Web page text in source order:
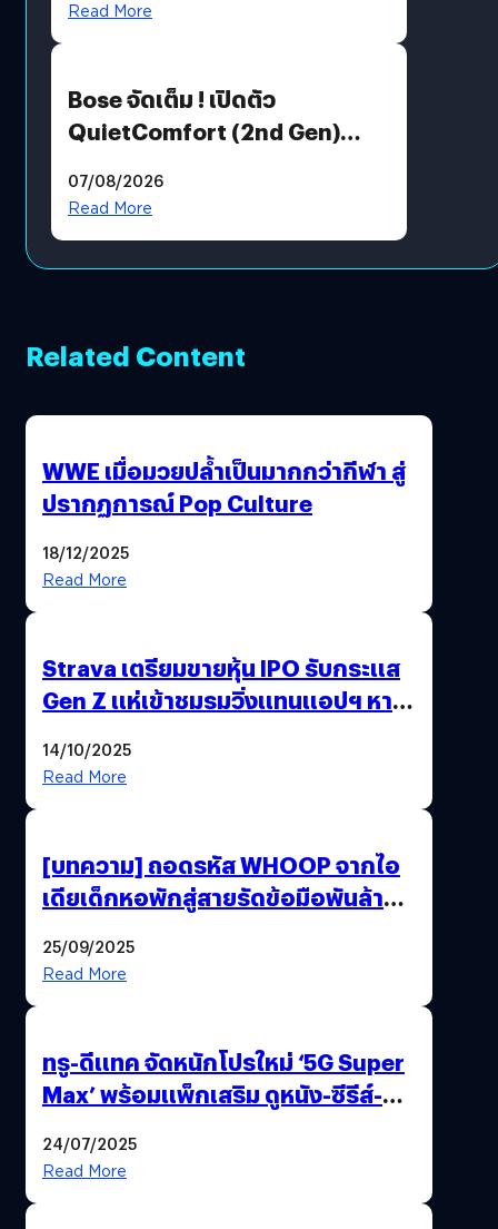
Read More
Bose จัดเต็ม ! เปิดตัว
QuietComfort (2nd Gen)
07/08/2026
Read More
Related Content
WWE เมื่อมวยปล้ำเป็นมากกว่ากีฬา สู่
ปรากฏการณ์ Pop Culture
18/12/2025
Read More
Strava เตรียมขายหุ้น IPO รับกระแส
Gen Z แห่เข้าชมรมวิ่งแทนแอปฯ หาคู่
14/10/2025
Read More
[บทความ] ถอดรหัส WHOOP จากไอ
เดียเด็กหอพักสู่สายรัดข้อมือพันล้านที่
25/09/2025
Read More
ทรู-ดีแทค จัดหนักโปรใหม่ ‘5G Super
Max’ พร้อมแพ็กเสริม ดูหนัง-ซีรีส์-
24/07/2025
Read More